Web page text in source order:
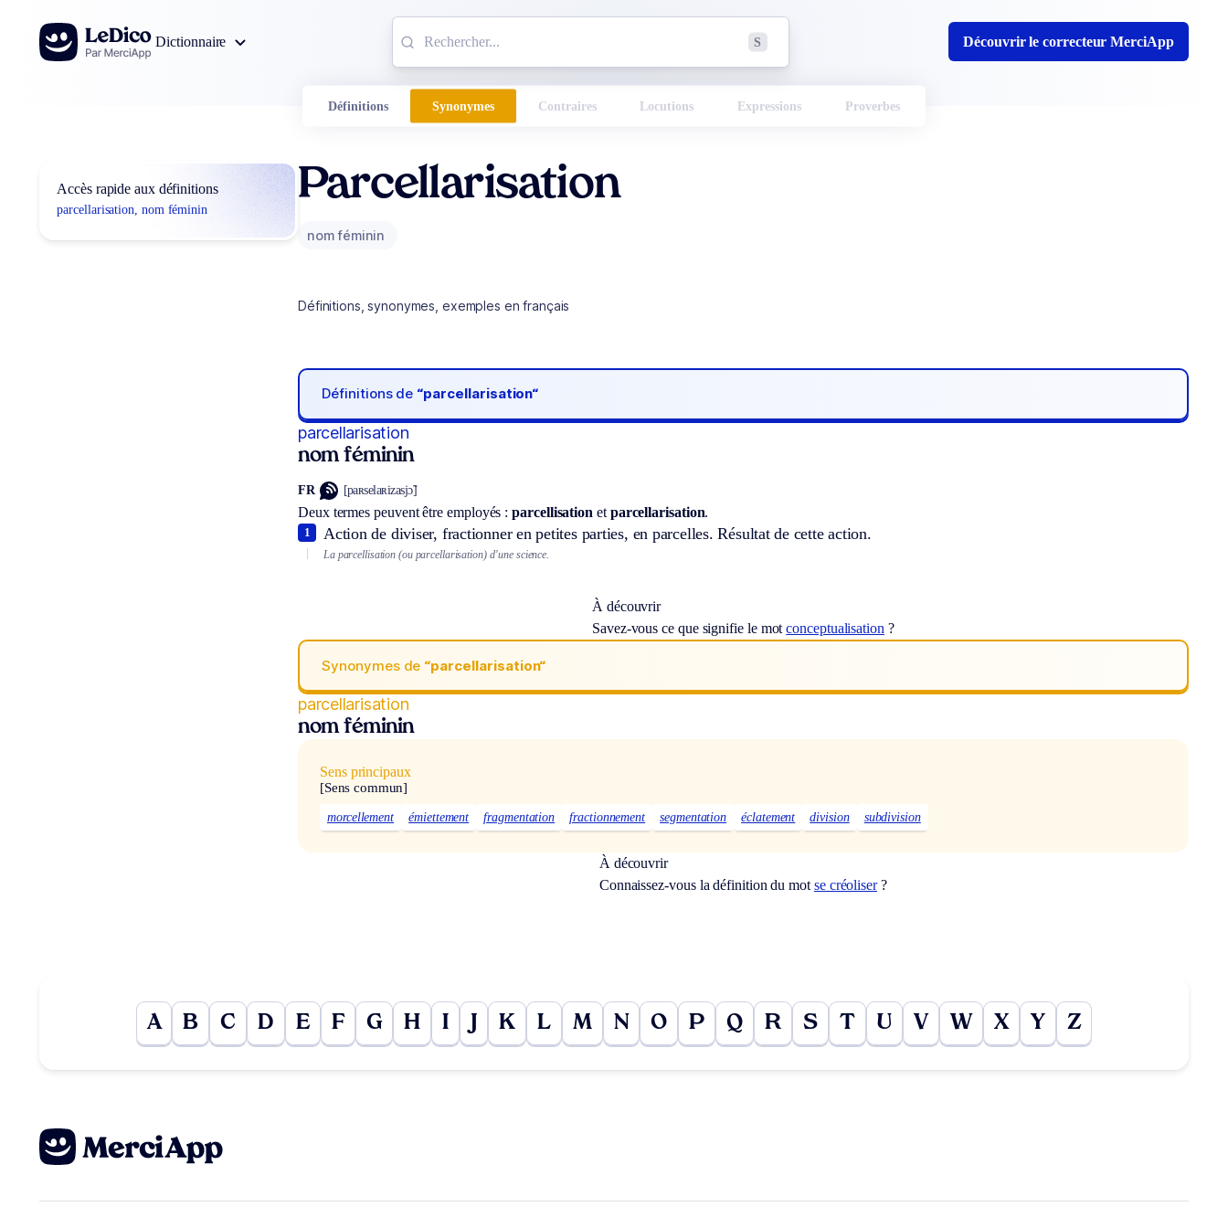
Aller au contenu
Dictionnaire
S Découvrir le correcteur MerciApp
Définitions Synonymes Contraires Locutions Expressions Proverbes
Accès rapide aux définitions
parcellarisation, nom féminin
Parcellarisation
nom féminin
Définitions, synonymes, exemples en français
Définitions de “parcellarisation“
parcellarisation
nom féminin
FR [paʀselaʀizasjɔ̃]
Deux termes peuvent être employés :parcellisation et parcellarisation.
Action de diviser, fractionner en petites parties, en parcelles. Résultat de cette action.
1
La parcellisation (ou parcellarisation) d’une science.
À découvrir
Savez-vous ce que signifie le motconceptualisation ?
Synonymes de “parcellarisation“
parcellarisation
nom féminin
Sens principaux
[Sens commun]
morcellement émiettement fragmentation fractionnement segmentation éclatement division subdivision
À découvrir
Connaissez-vous la définition du mot se créoliser?
A B C D E F G H I J K L M N O P Q R S T U V W X Y Z